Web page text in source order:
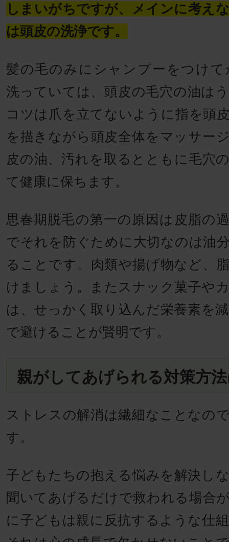
しまいがちですが、メインに考え
は頭皮の洗浄です。
髪の毛のみにシャンプーをつけ
洗っていては、頭皮の毛穴の油は
コツは爪を立てないように指を頭
を描きながら頭皮全体をマッサー
皮の油、汚れを取るとともに毛穴
て健康に保ちます。
思春期脱毛の第一の原因は皮脂の
でそれを防ぐために大切なのは油
ることです。肉類や揚げ物など、
けましょう。またスナック菓子や
は、せっかく取り込んだ栄養素を
で避けることが賢明です。
親がしてあげられる対策方
ストレスの解消は繊細なことなの
す。
子どもたちの抱える悩みを解決し
聞いてあげるだけで救われる場合
に子どもは親に反抗するような仕